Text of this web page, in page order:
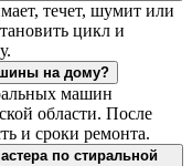
течет, шумит или
цикл и
на дому?
машин
области. После
и сроки ремонта.
по стиральной